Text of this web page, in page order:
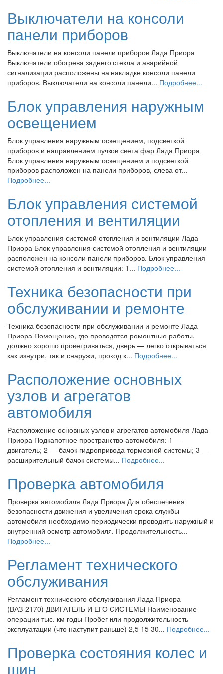
Выключатели на консоли
панели приборов
Выключатели на консоли панели приборов Лада Приора
Выключатели обогрева заднего стекла и аварийной
сигнализации расположены на накладке консоли панели
приборов. Выключатели на консоли панели... Подробнее...
Блок управления наружным
освещением
Блок управления наружным освещением, подсветкой
приборов и направлением пучков света фар Лада Приора
Блок управления наружным освещением и подсветкой
приборов расположен на панели приборов, слева от...
Подробнее...
Блок управления системой
отопления и вентиляции
Блок управления системой отопления и вентиляции Лада
Приора Блок управления системой отопления и вентиляции
расположен на консоли панели приборов. Блок управления
системой отопления и вентиляции: 1... Подробнее...
Техника безопасности при
обслуживании и ремонте
Техника безопасности при обслуживании и ремонте Лада
Приора Помещение, где проводятся ремонтные работы,
должно хорошо проветриваться, дверь — легко открываться
как изнутри, так и снаружи, проход к... Подробнее...
Расположение основных
узлов и агрегатов
автомобиля
Расположение основных узлов и агрегатов автомобиля Лада
Приора Подкапотное пространство автомобиля: 1 —
двигатель; 2 — бачок гидропривода тормозной системы; 3 —
расширительный бачок системы... Подробнее...
Проверка автомобиля
Проверка автомобиля Лада Приора Для обеспечения
безопасности движения и увеличения срока службы
автомобиля необходимо периодически проводить наружный и
внутренний осмотр автомобиля. Продолжительность...
Подробнее...
Регламент технического
обслуживания
Регламент технического обслуживания Лада Приора
(ВАЗ-2170) ДВИГАТЕЛЬ И ЕГО СИСТЕМЫ Наименование
операции тыс. км годы Пробег или продолжительность
эксплуатации (что наступит раньше) 2,5 15 30... Подробнее...
Проверка состояния колес и
шин